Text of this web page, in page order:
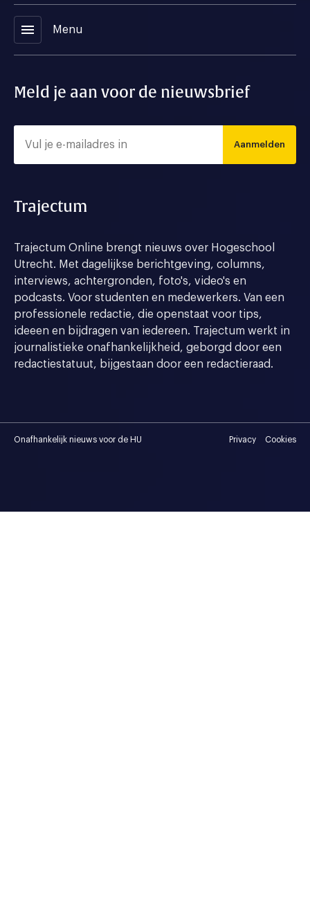
menu Menu
Meld je aan voor de nieuwsbrief
Aanmelden
Trajectum
Trajectum Online brengt nieuws over Hogeschool
Utrecht. Met dagelijkse berichtgeving, columns,
interviews, achtergronden, foto's, video's en
podcasts. Voor studenten en medewerkers. Van een
professionele redactie, die openstaat voor tips,
ideeen en bijdragen van iedereen. Trajectum werkt in
journalistieke onafhankelijkheid, geborgd door een
redactiestatuut, bijgestaan door een redactieraad.
Onafhankelijk nieuws voor de HU Privacy Cookies